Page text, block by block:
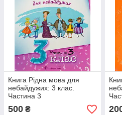
Книга Рідна мова для
небайдужих: 3 клас.
Частина 3
500 ₴